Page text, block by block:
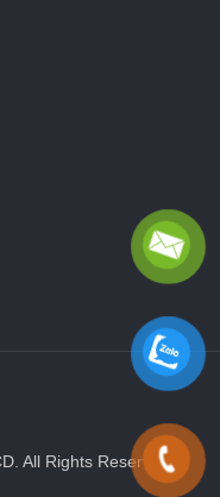
All Rights Reserved.